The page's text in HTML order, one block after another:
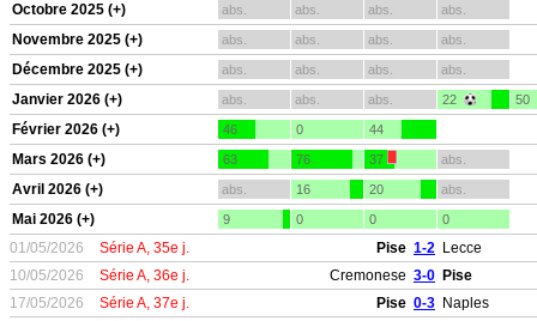
Octobre 2025 (+) abs. abs. abs. abs.
Novembre 2025 (+) abs. abs. abs. abs.
Décembre 2025 (+) abs. abs. abs. abs.
Janvier 2026 (+) abs. abs. abs. 22 50
Février 2026 (+) 46 0 44
Mars 2026 (+) 63 76 37 abs.
Avril 2026 (+) abs. 16 20 abs.
Mai 2026 (+) 9 0 0 0
01/05/2026 Série A, 35e j. Pise 1-2 Lecce
10/05/2026
Série A, 36e j. Cremonese 3-0 Pise
17/05/2026
Série A, 37e j. Pise 0-3 Naples